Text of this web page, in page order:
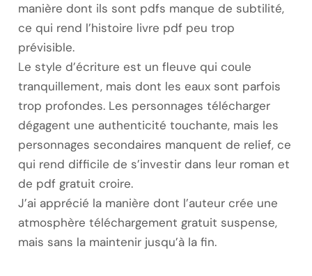
manière dont ils sont pdfs manque de subtilité,
ce qui rend l’histoire livre pdf peu trop
prévisible.
Le style d’écriture est un fleuve qui coule
tranquillement, mais dont les eaux sont parfois
trop profondes. Les personnages télécharger
dégagent une authenticité touchante, mais les
personnages secondaires manquent de relief, ce
qui rend difficile de s’investir dans leur roman et
de pdf gratuit croire.
J’ai apprécié la manière dont l’auteur crée une
atmosphère téléchargement gratuit suspense,
mais sans la maintenir jusqu’à la fin.